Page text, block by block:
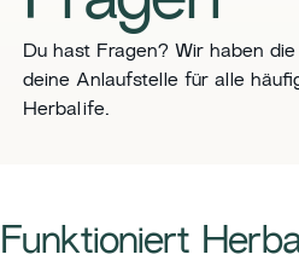
Du hast Fragen? Wir haben
deine Anlaufstelle für alle
Herbalife.
​​Funktioniert